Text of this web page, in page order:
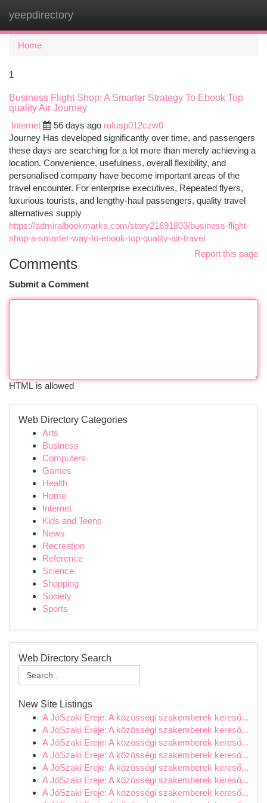
yeepdirectory
Home
1
Business Flight Shop: A Smarter Strategy To Ebook Top
quality Air Journey
Internet
56 days ago rufusp012czw0
Journey Has developed significantly over time, and passengers
these days are searching for a lot more than merely achieving a
location. Convenience, usefulness, overall flexibility, and
personalised company have become important areas of the
travel encounter. For enterprise executives, Repeated flyers,
luxurious tourists, and lengthy-haul passengers, quality travel
alternatives supply
https://admiralbookmarks.com/story21691803/business-flight-
shop-a-smarter-way-to-ebook-top-quality-air-travel
Report this page
Comments
Submit a Comment
HTML is allowed
Web Directory Categories
Arts
Business
Computers
Games
Health
Home
Internet
Kids and Teens
News
Recreation
Reference
Science
Shopping
Society
Sports
Web Directory Search
New Site Listings
A JóSzaki Ereje: A közösségi szakemberek kereső...
A JóSzaki Ereje: A közösségi szakemberek kereső...
A JóSzaki Ereje: A közösségi szakemberek kereső...
A JóSzaki Ereje: A közösségi szakemberek kereső...
A JóSzaki Ereje: A közösségi szakemberek kereső...
A JóSzaki Ereje: A közösségi szakemberek kereső...
A JóSzaki Ereje: A közösségi szakemberek kereső...